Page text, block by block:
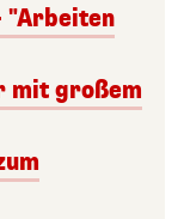
"Arbeiten
mit großem